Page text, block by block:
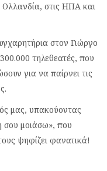
στις ΗΠΑ και
στον Γιώργο
τηλεθεατές, που
για να παίρνει τις
μας, υπακούοντας
σου μοιάσω», που
ψηφίζει φανατικά!